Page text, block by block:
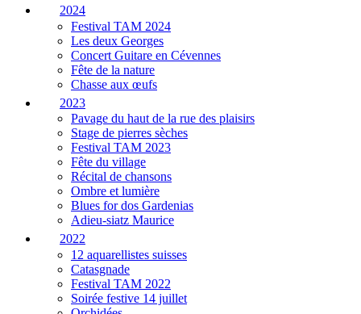
2024
Festival TAM 2024
Les deux Georges
Concert Guitare en Cévennes
Fête de la nature
Chasse aux œufs
2023
Pavage du haut de la rue des plaisirs
Stage de pierres sèches
Festival TAM 2023
Fête du village
Récital de chansons
Ombre et lumière
Blues for dos Gardenias
Adieu-siatz Maurice
2022
12 aquarellistes suisses
Catasgnade
Festival TAM 2022
Soirée festive 14 juillet